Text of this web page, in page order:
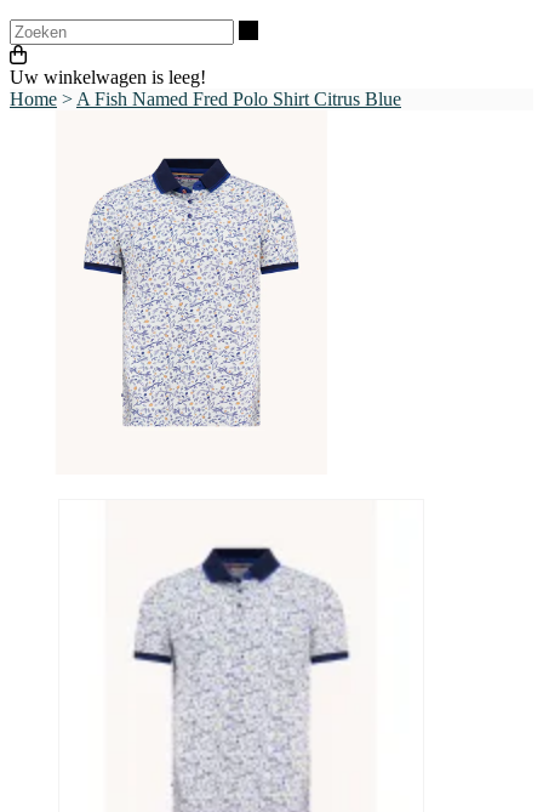
Uw winkelwagen is leeg!
Home > A Fish Named Fred Polo Shirt Citrus Blue